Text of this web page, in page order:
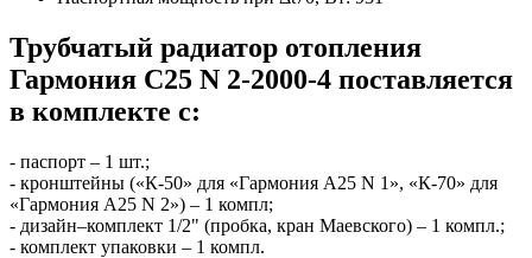
Трубчатый радиатор отопления
Гармония С25 N 2-2000-4 поставляется
в комплекте с:
- паспорт – 1 шт.;
- кронштейны («К-50» для «Гармония А25 N 1», «К-70» для
«Гармония А25 N 2») – 1 компл;
- дизайн–комплект 1/2" (пробка, кран Маевского) – 1 компл.;
- комплект упаковки – 1 компл.